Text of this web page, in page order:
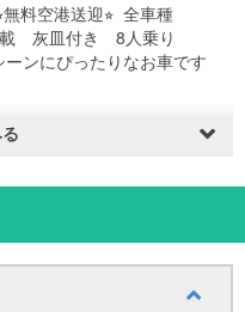
無料空港送迎⭐︎ 全車種
載 灰皿付き 8人乗り
ンにぴったりなお車です
を入力頂ければ到着に合わ
上ルールをお守りくださ